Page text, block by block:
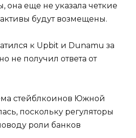
она еще не указала четкие
активы будут возмещены.
к Upbit и Dunamu за
не получил ответа от
стейблкоинов Южной
поскольку регуляторы
роли банков